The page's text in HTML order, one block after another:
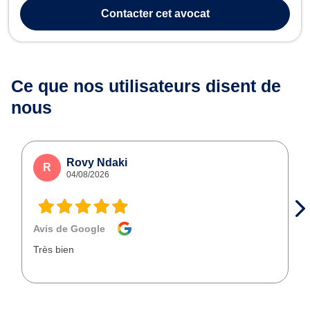
technologies, de l’informatique et de la communication (NTIC). En
droit de la famille, M...Contactercet avocat
Ce que nos utilisateurs disent de
nous
R Rovy Ndaki
04/08/2026
Avis de Google
Très bien